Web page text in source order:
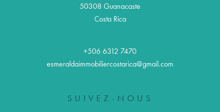
50308 Guanacaste
Costa Rica
+506 6312 7470
esmeraldaimmobiliercostarica@gmail.com
SUIVEZ-NOUS